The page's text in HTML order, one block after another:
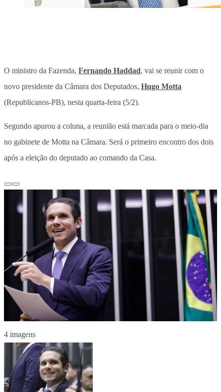
O ministro da Fazenda, Fernando Haddad, vai se reunir com o
novo presidente da Câmara dos Deputados, Hugo Motta
(Republicanos-PB), nesta quarta-feira (5/2).
Segundo apurou a coluna, a reunião está marcada para o meio-dia
no gabinete de Motta na Câmara. Será o primeiro encontro dos dois
após a eleição do deputado ao comando da Casa.
4 imagens